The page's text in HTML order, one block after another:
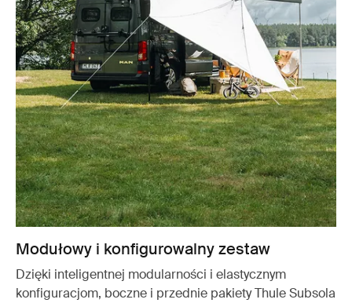
Modułowy i konfigurowalny zestaw
Dzięki inteligentnej modularności i elastycznym
konfiguracjom, boczne i przednie pakiety Thule Subsola